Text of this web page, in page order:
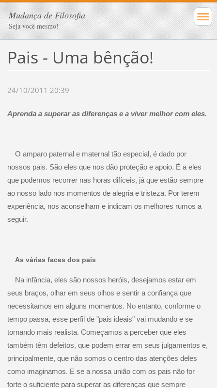
Mudança de Filosofia
Seja você mesmo!
Pais - Uma bênção!
24/10/2011 20:39
Aprenda a superar as diferenças e a viver melhor com eles.
O amparo paternal e maternal tão especial, é dado por
nossos pais. São eles que nos dão proteção e apoio. É a eles
que podemos recorrer nas horas difíceis, já que estão sempre
ao nosso lado nos momentos de alegria e tristeza. Por terem
experiência, nos aconselham e indicam os melhores rumos a
seguir.
As várias faces dos pais
Na infância, eles são nossos heróis, desejamos estar em
seus braços, olhar em seus olhos e sentir a confiança que
necessitamos em alguns momentos. No entanto, conforme o
tempo passa, esse perfil de "pais ideais" vai mudando e se
tornando mais realista. Começamos a perceber que eles
também têm defeitos, que podem errar em seus julgamentos e,
principalmente, que não somos o centro das atenções deles
como imaginamos. E se a nossa união com os pais não for
forte o suficiente para superar as diferenças que sempre